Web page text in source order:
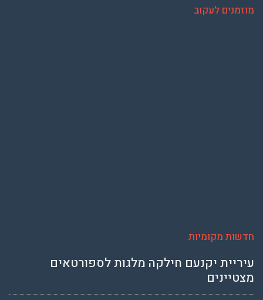
מוזמנים לעקוב
חדשות מקומיות
עיריית יקנעם חילקה מלגות לספורטאים
מצטיינים